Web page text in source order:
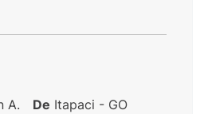
A. De Itapaci - GO